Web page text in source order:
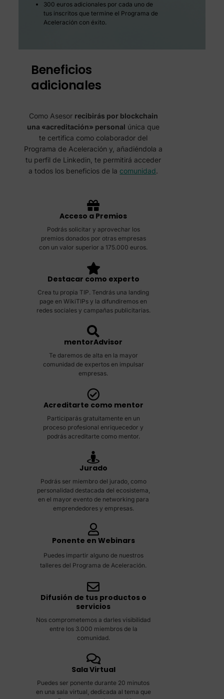
300 euros adicionales por cada uno de
tus inscritos que termine el Programa de
Aceleración con éxito.
Beneficios
adicionales
Como Asesor recibirás por blockchain
una «acreditación» personal única que
te certifica como colaborador del
Programa de Aceleración y, añadiéndola a
tu perfil de Linkedin, te permitirá acceder
a todos los beneficios de la comunidad.
Acceso a Premios
Podrás solicitar y aprovechar los
premios donados por otras empresas
con un valor superior a 175.000 euros.
Destacar como experto
Crea tu propia TIP. Tendrás una landing
page en WikiTIPs y la difundiremos en
redes sociales y campañas publicitarias.
mentorAdvisor
Te daremos de alta en la mayor
comunidad de expertos en impulsar
empresas.
Acreditarte como mentor
Participarás gratuitamente en un
proceso profesional enriquecedor y
podrás acreditarte como mentor.
Jurado
Podrás ser miembro del jurado, como
personalidad destacada del ecosistema,
en el mayor evento de networking para
emprendedores y empresas.
Ponente en Webinars
Puedes impartir alguno de nuestros
talleres del Programa de Aceleración.
Difusión de tus productos o
servicios
Nos comprometemos a darles visibilidad
entre los 3.000 miembros de la
comunidad.
Sala Virtual
Puedes ser ponente durante 20 minutos
en una sala virtual, dedicada al tema que